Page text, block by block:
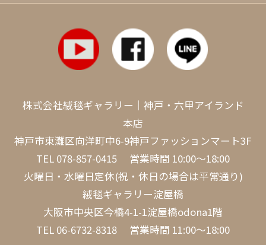
株式会社絨毯ギャラリー｜神戸・六甲アイランド
本店
神戸市東灘区向洋町中6-9神戸ファッションマート3F
TEL 078-857-0415 営業時間 10:00～18:00
火曜日・水曜日定休(祝・休日の場合は平常通り)
絨毯ギャラリー淀屋橋
大阪市中央区今橋4-1-1淀屋橋odona1階
TEL 06-6732-8318 営業時間 11:00～18:00